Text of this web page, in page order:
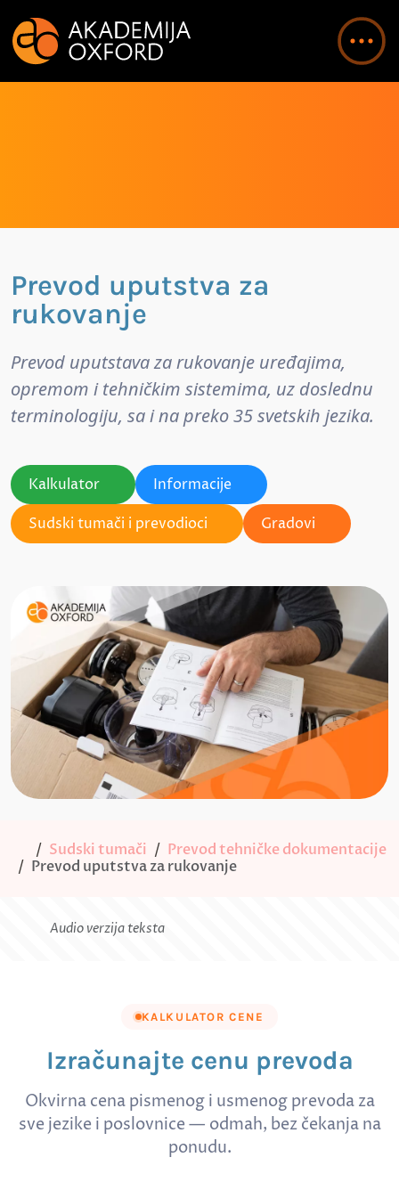
Prevod uputstva za
rukovanje
Prevod uputstava za rukovanje uređajima,
opremom i tehničkim sistemima, uz doslednu
terminologiju, sa i na preko 35 svetskih jezika.
Kalkulator
Informacije
Sudski tumači i prevodioci
Gradovi
Sudski tumači
Prevod tehničke dokumentacije
Prevod uputstva za rukovanje
Audio verzija teksta
KALKULATOR CENE
Izračunajte cenu prevoda
Okvirna cena pismenog i usmenog prevoda za
sve jezike i poslovnice — odmah, bez čekanja na
ponudu.